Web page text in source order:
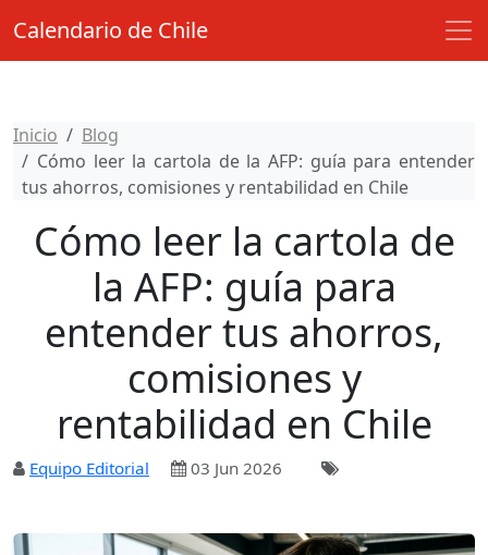
Calendario de Chile
Inicio
Blog
Cómo leer la cartola de la AFP: guía para entender
tus ahorros, comisiones y rentabilidad en Chile
Cómo leer la cartola de
la AFP: guía para
entender tus ahorros,
comisiones y
rentabilidad en Chile
Equipo Editorial 03 Jun 2026